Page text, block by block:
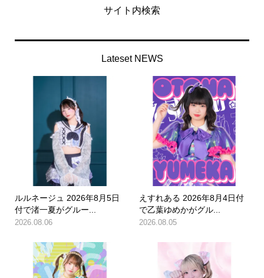
サイト内検索
Lateset NEWS
ルルネージュ 2026年8月5日
付で渚一夏がグルー...
2026.08.06
えすれある 2026年8月4日付
で乙葉ゆめかがグル...
2026.08.05